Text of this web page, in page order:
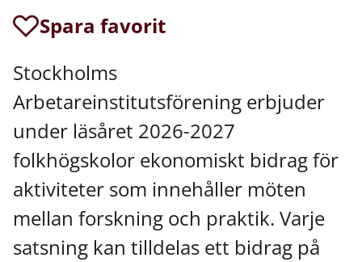
Spara favorit
Stockholms
Arbetareinstitutsförening erbjuder
under läsåret 2026-2027
folkhögskolor ekonomiskt bidrag för
aktiviteter som innehåller möten
mellan forskning och praktik. Varje
satsning kan tilldelas ett bidrag på